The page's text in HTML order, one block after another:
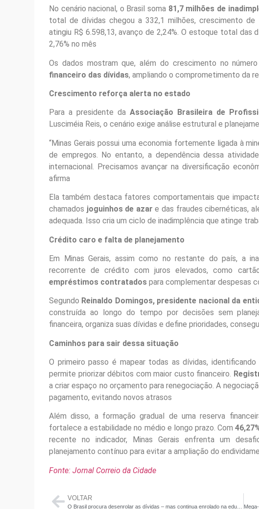
No cenário nacional, o Brasil soma 81,7 milhões de
total de dívidas chegou a 332,1 milhões, crescimento
atingiu R$ 6.598,13, avanço de 2,24%. O estoque total das
2,76% no mês
Os dados mostram que, além do crescimento no
financeiro das dívidas, ampliando o comprometimento da
Crescimento reforça alerta no estado
Para a presidente da Associação Brasileira de
Lusciméia Reis, o cenário exige análise estrutural e
“Minas Gerais possui uma economia fortemente ligada à
de empregos. No entanto, a dependência dessa
internacional. Precisamos avançar na diversificação
afirma
Ela também destaca fatores comportamentais que
chamados joguinhos de azar e das fraudes cibernéticas,
adequada. Isso cria um ciclo de inadimplência que atinge
Crédito caro e falta de planejamento
Em Minas Gerais, assim como no restante do país, a
recorrente de crédito com juros elevados, como
empréstimos contratados para complementar despesas
Segundo Reinaldo Domingos, presidente nacional da
construída ao longo do tempo por decisões sem
financeira, organiza suas dívidas e define prioridades,
Caminhos para sair dessa situação
O primeiro passo é mapear todas as dívidas,
permite priorizar débitos com maior custo financeiro.
a criar espaço no orçamento para renegociação. A
pagamento, evitando novos atrasos
Além disso, a formação gradual de uma reserva
fortalece a estabilidade no médio e longo prazo. Com
recente no indicador, Minas Gerais enfrenta um
planejamento contínuo para evitar a ampliação do
Fonte: Jornal Correio da Cidade
VOLTAR
O Brasil procura desenrolar as dívidas – mas continua enrolado na educação financeira